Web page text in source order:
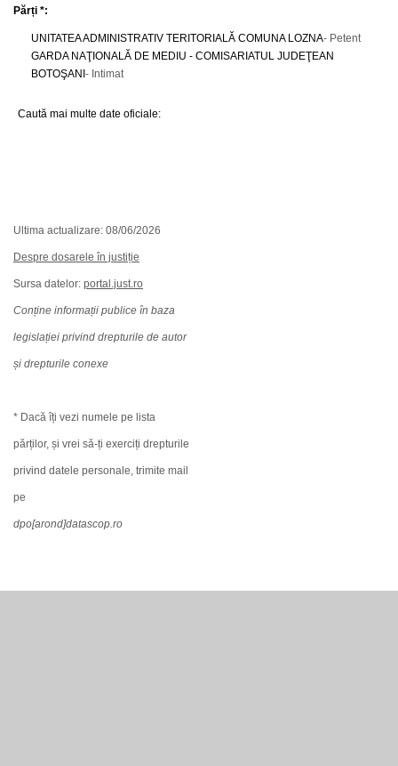
Părți *:
UNITATEA ADMINISTRATIV TERITORIALĂ COMUNA LOZNA- Petent
GARDA NAŢIONALĂ DE MEDIU - COMISARIATUL JUDEŢEAN
BOTOŞANI - Intimat
Caută mai multe date oficiale:
Ultima actualizare: 08/06/2026
Despre dosarele în justiție
Sursa datelor: portal.just.ro
Conține informații publice în baza
legislației privind drepturile de autor
și drepturile conexe
* Dacă îți vezi numele pe lista
părților, și vrei să-ți exerciți drepturile
privind datele personale, trimite mail
pe
dpo[arond]datascop.ro